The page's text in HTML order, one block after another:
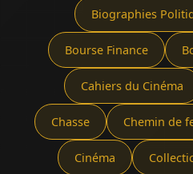
Biographies
Bourse Finance
Cahiers du Cinéma
Chasse Chemin de
Cinéma